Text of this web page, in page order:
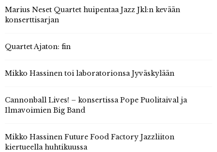
Marius Neset Quartet huipentaa Jazz Jkl:n kevään
konserttisarjan
Quartet Ajaton: fin
Mikko Hassinen toi laboratorionsa Jyväskylään
Cannonball Lives! – konsertissa Pope Puolitaival ja
Ilmavoimien Big Band
Mikko Hassinen Future Food Factory Jazzliiton
kiertueella huhtikuussa